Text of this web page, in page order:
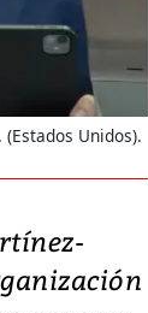
Unidos).
adversarios, el
Luiz Inácio Lula